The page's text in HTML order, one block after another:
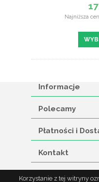
Najniższa
Informacje
Polecamy
Płatności i
Kontakt
Korzystanie z tej witryny